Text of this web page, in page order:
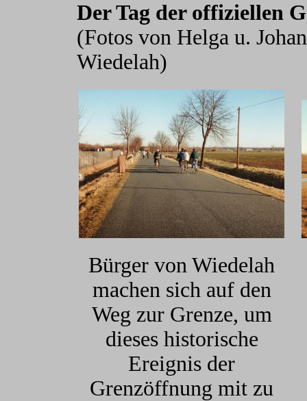
Der Tag der offiziellen
(Fotos von Helga u.
Wiedelah)
Bürger von Wiedelah
machen sich auf den
Weg zur Grenze, um
dieses historische
Ereignis der
Grenzöffnung mit zu